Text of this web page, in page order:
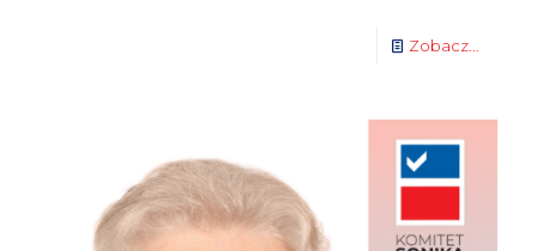
Zobacz...